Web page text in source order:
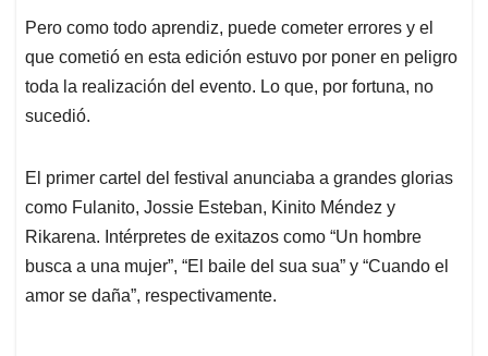
Pero como todo aprendiz, puede cometer errores y el
que cometió en esta edición estuvo por poner en peligro
toda la realización del evento. Lo que, por fortuna, no
sucedió.
El primer cartel del festival anunciaba a grandes glorias
como Fulanito, Jossie Esteban, Kinito Méndez y
Rikarena. Intérpretes de exitazos como “Un hombre
busca a una mujer”, “El baile del sua sua” y “Cuando el
amor se daña”, respectivamente.